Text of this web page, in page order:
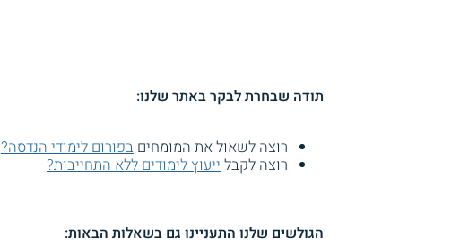
תודה שבחרת לבקר באתר שלנו:
רוצה לשאול את המומחיםבפורום לימודי הנדסה?
רוצה לקבל ייעוץ לימודים ללא התחייבות?
הגולשים שלנו התעניינו גם בשאלות הבאות: